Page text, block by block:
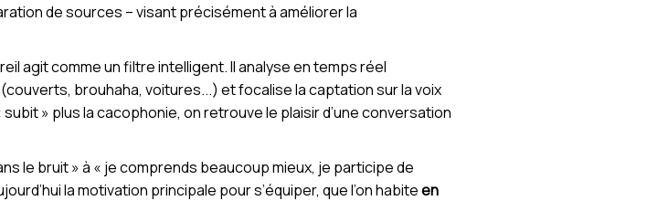
de sources – visant précisément à améliorer la
agit comme un filtre intelligent. Il analyse en temps réel
brouhaha, voitures...) et focalise la captation sur la voix
» plus la cacophonie, on retrouve le plaisir d’une conversation
le bruit » à « je comprends beaucoup mieux, je participe de
la motivation principale pour s’équiper, que l’on habiteen